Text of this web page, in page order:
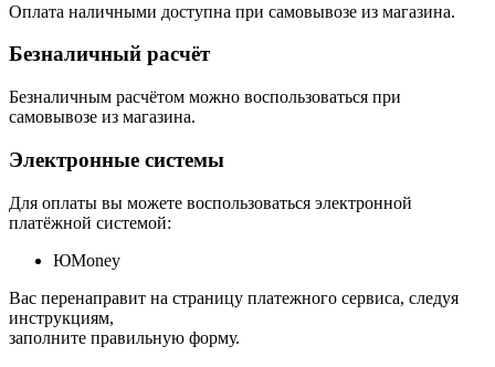
Оплата наличными доступна при самовывозе из магазина.
Безналичный расчёт
Безналичным расчётом можно воспользоваться при
самовывозе из магазина.
Электронные системы
Для оплаты вы можете воспользоваться электронной
платёжной системой:
ЮMoney
Вас перенаправит на страницу платежного сервиса, следуя
инструкциям,
заполните правильную форму.